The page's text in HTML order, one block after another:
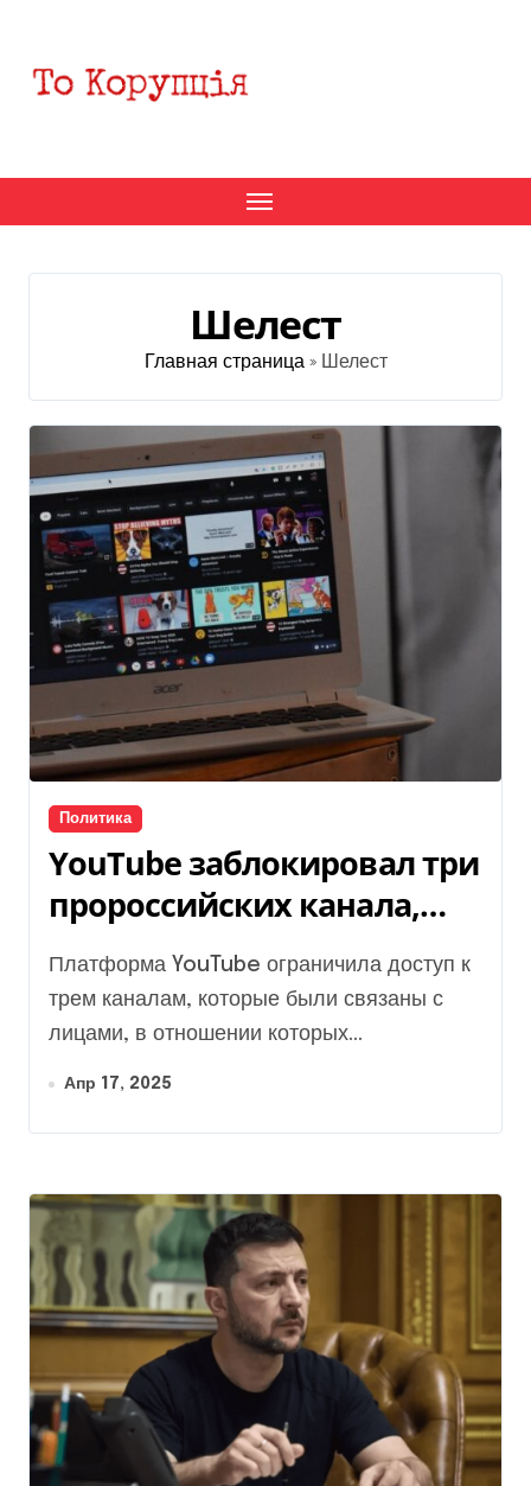
содержанию
Шелест
Главная страница» Шелест
Политика
YouTube заблокировал три
пророссийских канала,
которые принадлежали
Шелесту и Карасеву
Платформа YouTube ограничила доступ к
трем каналам, которые были связаны с
лицами, в отношении которых...
Апр 17, 2025